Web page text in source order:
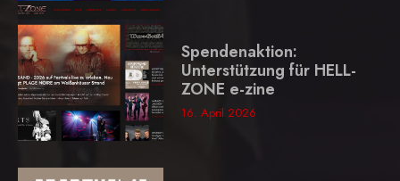
Spendenaktion:
Unterstützung für HELL-
ZONE e-zine
16. April 2026